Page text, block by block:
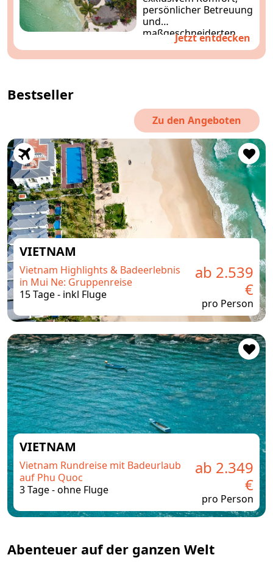
persönlicher Betreuung
und
maßgeschneiderten
Erlebnissen.Entdecken
Sie Asien stilvoll und
Jetzt entdecken
Bestseller
Zu den Angeboten
VIETNAM
Vietnam Highlights & Badeerlebnis
in Mui Ne: Gruppenreise
15 Tage - inkl Fluge
ab 2.539
€
pro Person
VIETNAM
Vietnam Rundreise mit Badeurlaub
auf Phu Quoc
3 Tage - ohne Fluge
ab 2.349
€
pro Person
Abenteuer auf der ganzen Welt